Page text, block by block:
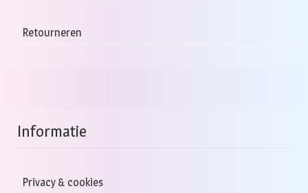
Retourneren
Informatie
Privacy & cookies